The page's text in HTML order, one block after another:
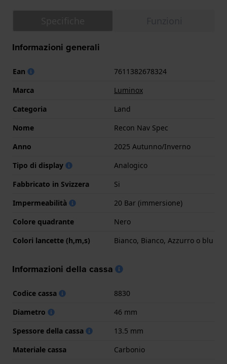
Informazioni generali
Ean
7611382678324
Marca
Luminox
Categoria
Land
Nome
Recon Nav Spec
Anno
2025 Autunno/Inverno
Tipo di display
Analogico
Fabbricato in Svizzera
Si
Impermeabilità
20 Bar (immersione)
Colore quadrante
Nero
Colori lancette (h,m,s)
Bianco, Bianco, Azzurro o blu
Informazioni della cassa
Codice cassa
8830
Diametro
46 mm
Spessore della cassa
13.5 mm
Materiale cassa
Carbonio